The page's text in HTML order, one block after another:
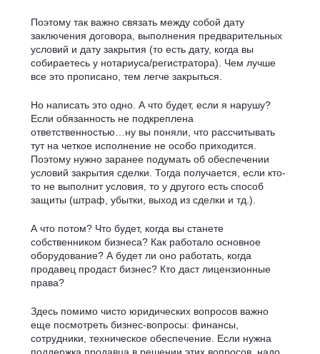
Поэтому так важно связать между собой дату
заключения договора, выполнения предварительных
условий и дату закрытия (то есть дату, когда вы
собираетесь у нотариуса/регистратора). Чем лучше
все это прописано, тем легче закрыться.
Но написать это одно. А что будет, если я нарушу?
Если обязанность не подкреплена
ответственностью…ну вы поняли, что рассчитывать
тут на четкое исполнение не особо приходится.
Поэтому нужно заранее подумать об обеспечении
условий закрытия сделки. Тогда получается, если кто-
то не выполнит условия, то у другого есть способ
защиты (штраф, убытки, выход из сделки и тд.).
А что потом? Что будет, когда вы станете
собственником бизнеса? Как работало основное
оборудование? А будет ли оно работать, когда
продавец продаст бизнес? Кто даст лицензионные
права?
Здесь помимо чисто юридических вопросов важно
еще посмотреть бизнес-вопросы: финансы,
сотрудники, техническое обеспечение. Если нужна
поддержка продавца в решении этих вопросов, надо